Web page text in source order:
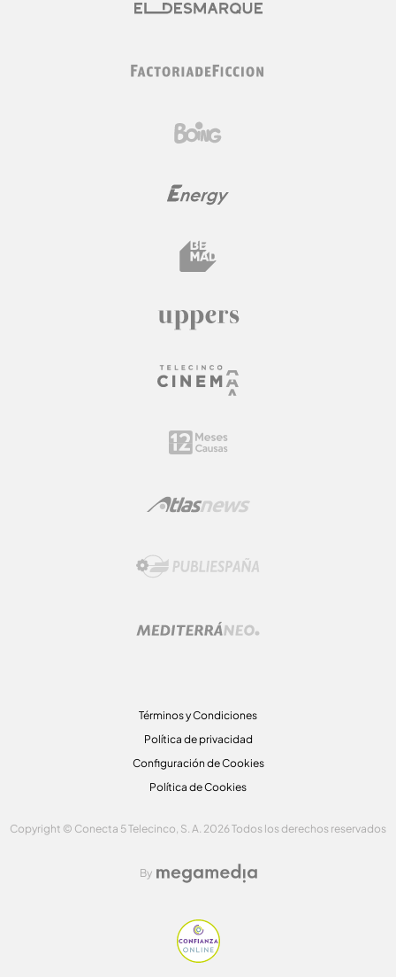
Términos y Condiciones
Política de privacidad
Configuración de Cookies
Política de Cookies
Copyright © Conecta 5 Telecinco, S. A. 2026 Todos los derechos reservados
By